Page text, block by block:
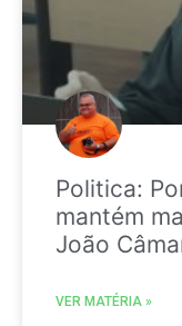
Politica:
mantém
João
VER MATÉRIA »